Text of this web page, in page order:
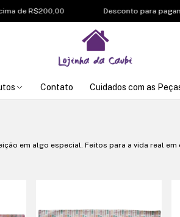
R$200,00 Desconto para pagamentos
Contato Cuidados com as
em algo especial. Feitos para a vida real em